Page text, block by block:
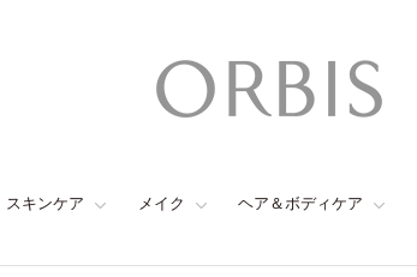
スキンケア メイク ヘア＆ボディケア